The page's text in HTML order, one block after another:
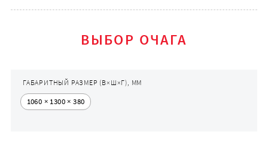
ВЫБОР ОЧАГА
ГАБАРИТНЫЙ РАЗМЕР (В×Ш×Г), ММ
1060 × 1300 × 380